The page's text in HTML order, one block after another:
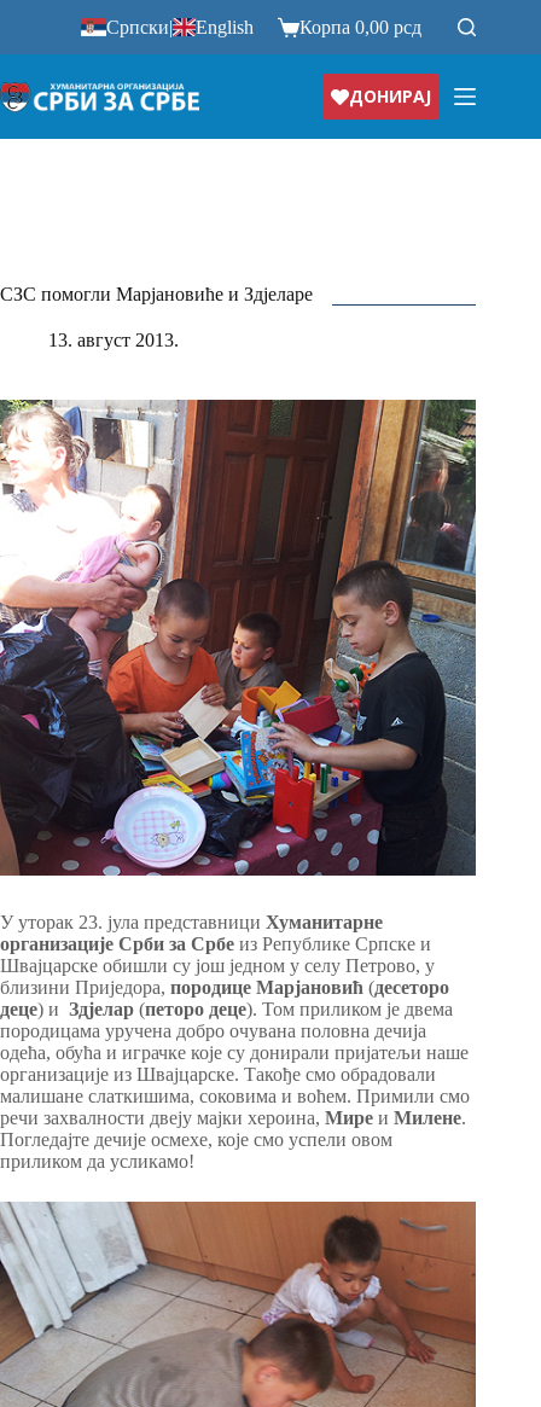
Српски| English Корпа0,00рсд
ДОНИРАЈ
СЗС помогли Марјановиће и Здјеларе
13. август 2013.
У уторак 23. јула представници Хуманитарне
организације Срби за Србе из Републике Српске и
Швајцарске обишли су још једном у селу Петрово, у
близини Приједора, породице Марјановић (десеторо
деце) и Здјелар (петоро деце). Том приликом је двема
породицама уручена добро очувана половна дечија
одећа, обућа и играчке које су донирали пријатељи наше
организације из Швајцарске. Такође смо обрадовали
малишане слаткишима, соковима и воћем. Примили смо
речи захвалности двеју мајки хероина, Мире и Милене.
Погледајте дечије осмехе, које смо успели овом
приликом да усликамо!